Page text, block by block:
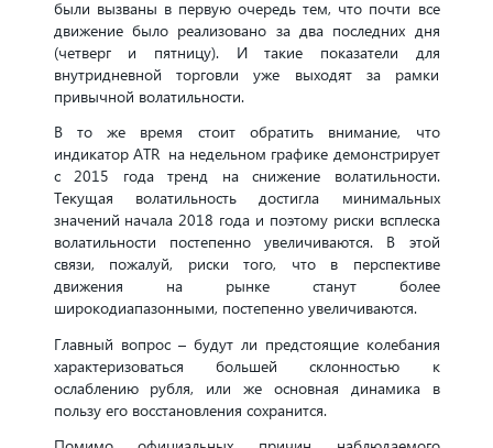
были вызваны в первую очередь тем, что почти все
движение было реализовано за два последних дня
(четверг и пятницу). И такие показатели для
внутридневной торговли уже выходят за рамки
привычной волатильности.
В то же время стоит обратить внимание, что
индикатор ATR на недельном графике демонстрирует
с 2015 года тренд на снижение волатильности.
Текущая волатильность достигла минимальных
значений начала 2018 года и поэтому риски всплеска
волатильности постепенно увеличиваются. В этой
связи, пожалуй, риски того, что в перспективе
движения на рынке станут более
широкодиапазонными, постепенно увеличиваются.
Главный вопрос – будут ли предстоящие колебания
характеризоваться большей склонностью к
ослаблению рубля, или же основная динамика в
пользу его восстановления сохранится.